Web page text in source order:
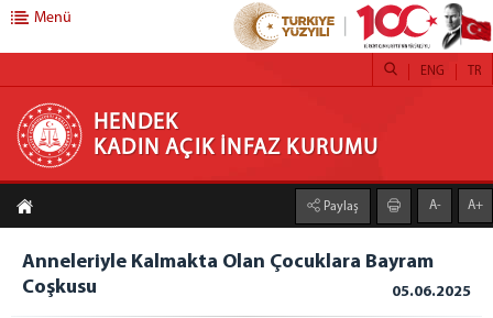
HENDEK KADIN AÇIK İNFAZ KURUMU
ANASAYFA
KURUMUMUZ
İŞ YURTLARI
TEKSTİL
Menü
HENDEK
KADIN AÇIK İNFAZ KURUMU
TR
ENG
Paylaş A- A+
Anneleriyle Kalmakta Olan Çocuklara Bayram
Coşkusu
05.06.2025